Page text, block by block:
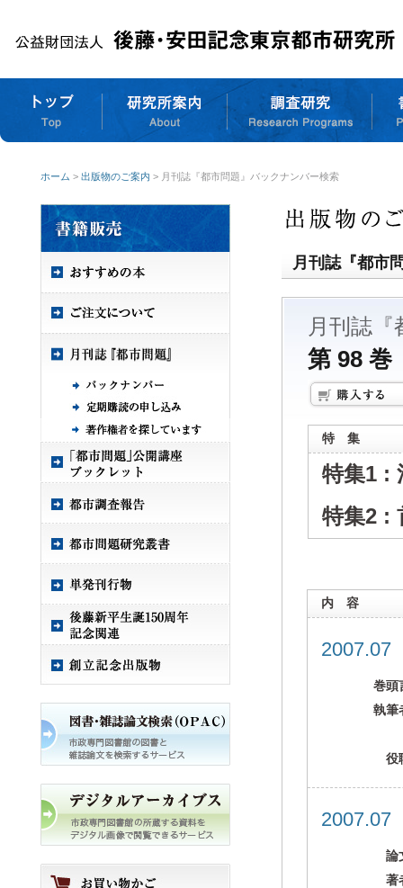
ホーム > 出版物のご案内 > 月刊誌『都市問題』バックナンバー検索
月刊誌『都市
月刊誌『
第 98
特 集
特集1 :
特集2 :
内 容
巻頭
執筆
役
論
著